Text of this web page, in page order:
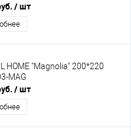
/ шт
HOME "Magnolia" 200*220
MAG
/ шт